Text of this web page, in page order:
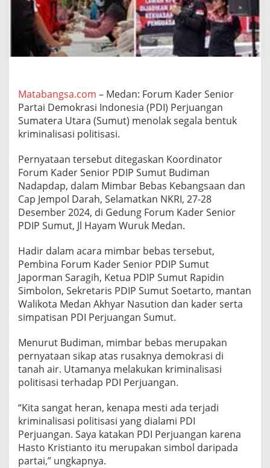
g
a
w
a
t
i
e
k
a
n
p
u
t
e
r
,
d
m
a
N
a
a
p
d
a
p
K
a
i
M
e
Matabangsa.com – Medan: Forum Kader Senior
Partai Demokrasi Indonesia (PDI) Perjuangan
Sumatera Utara (Sumut) menolak segala bentuk
kriminalisasi politisasi.
Pernyataan tersebut ditegaskan Koordinator
Forum Kader Senior PDIP Sumut Budiman
Nadapdap, dalam Mimbar Bebas Kebangsaan dan
Cap Jempol Darah, Selamatkan NKRI, 27-28
Desember 2024, di Gedung Forum Kader Senior
PDIP Sumut, Jl Hayam Wuruk Medan.
Hadir dalam acara mimbar bebas tersebut,
Pembina Forum Kader Senior PDIP Sumut
Japorman Saragih, Ketua PDIP Sumut Rapidin
Simbolon, Sekretaris PDIP Sumut Soetarto, mantan
Walikota Medan Akhyar Nasution dan kader serta
simpatisan PDI Perjuangan Sumut.
Menurut Budiman, mimbar bebas merupakan
pernyataan sikap atas rusaknya demokrasi di
tanah air. Utamanya melakukan kriminalisasi
politisasi terhadap PDI Perjuangan.
“Kita sangat heran, kenapa mesti ada terjadi
kriminalisasi politisasi yang dialami PDI
Perjuangan. Saya katakan PDI Perjuangan karena
Hasto Kristianto itu merupakan simbol daripada
partai,” ungkapnya.